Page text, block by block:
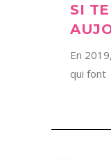
SI
En
qui font